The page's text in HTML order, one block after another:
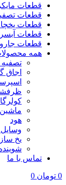
قطعات
قطعات
قطعات
قطعات
قطعات
همه
اجاق
هود
یخ ساز
تماس با ما
0 تومان 0